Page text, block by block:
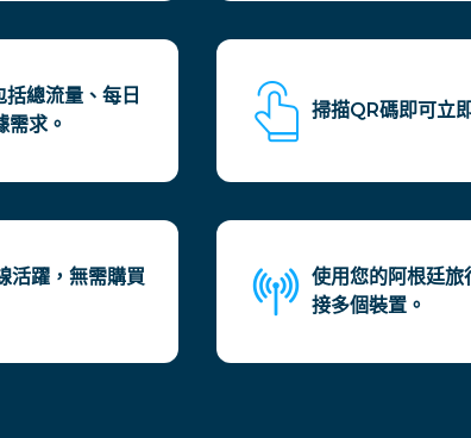
總流量、每日
求。
掃描QR碼即可立
活躍，無需購買
使用您的阿根廷
接多個裝置。